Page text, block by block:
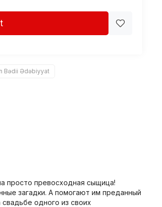
Bədii Ədəbiyyat
просто превосходная сыщица!
загадки. А помогают им преданный
одного из своих